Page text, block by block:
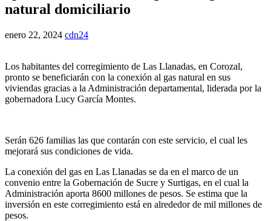
natural domiciliario
enero 22, 2024 cdn24
Los habitantes del corregimiento de Las Llanadas, en Corozal,
pronto se beneficiarán con la conexión al gas natural en sus
viviendas gracias a la Administración departamental, liderada por la
gobernadora Lucy García Montes.
Serán 626 familias las que contarán con este servicio, el cual les
mejorará sus condiciones de vida.
La conexión del gas en Las Llanadas se da en el marco de un
convenio entre la Gobernación de Sucre y Surtigas, en el cual la
Administración aporta 8600 millones de pesos. Se estima que la
inversión en este corregimiento está en alrededor de mil millones de
pesos.